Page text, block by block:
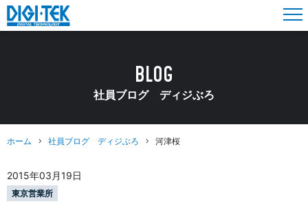
BLOG
社員ブログ ディジぶろ
ホーム 社員ブログ ディジぶろ 河津桜
2015年03月19日
東京営業所